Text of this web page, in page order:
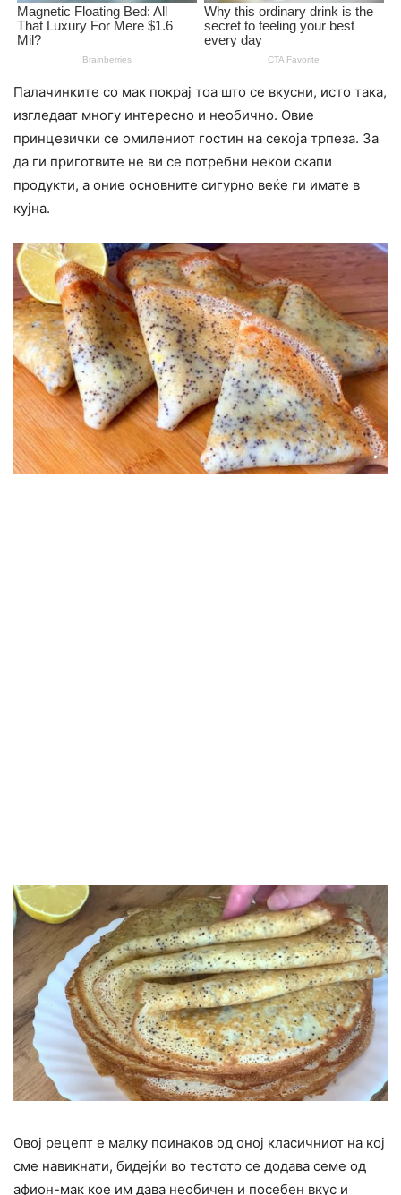
Палачинките со мак покрај тоа што се вкусни, исто така,
изгледаат многу интересно и необично. Овие
принцезички се омилениот гостин на секоја трпеза. За
да ги приготвите не ви се потребни некои скапи
продукти, а оние основните сигурно веќе ги имате в
кујна.
Овој рецепт е малку поинаков од оној класичниот на кој
сме навикнати, бидејќи во тестото се додава семе од
афион-мак кое им дава необичен и посебен вкус и